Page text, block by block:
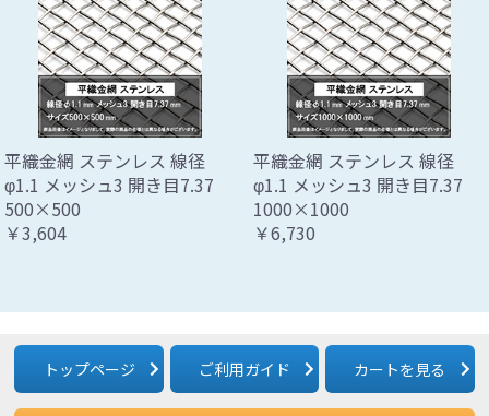
平織金網 ステンレス 線径
φ1.1 メッシュ3 開き目7.37
500×500
￥3,604
平織金網 ステンレス 線径
φ1.1 メッシュ3 開き目7.37
1000×1000
￥6,730
トップページ ご利用ガイド カートを見る